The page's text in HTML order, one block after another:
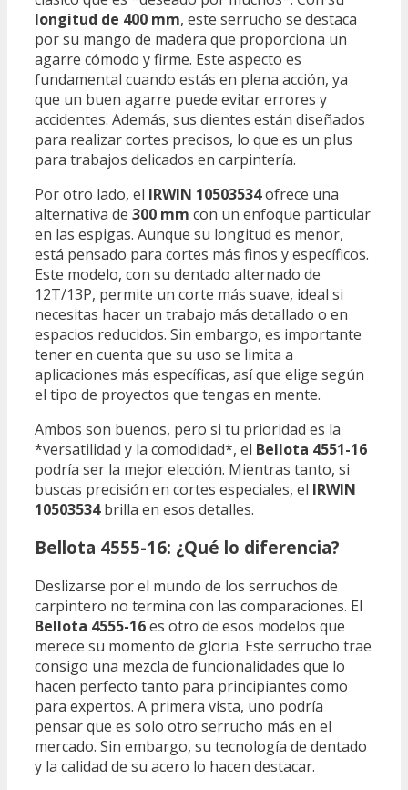
longitud de 400 mm, este serrucho se destaca
por su mango de madera que proporciona un
agarre cómodo y firme. Este aspecto es
fundamental cuando estás en plena acción, ya
que un buen agarre puede evitar errores y
accidentes. Además, sus dientes están diseñados
para realizar cortes precisos, lo que es un plus
para trabajos delicados en carpintería.
Por otro lado, el IRWIN 10503534ofrece una
alternativa de 300 mm con un enfoque particular
en las espigas. Aunque su longitud es menor,
está pensado para cortes más finos y específicos.
Este modelo, con su dentado alternado de
12T/13P, permite un corte más suave, ideal si
necesitas hacer un trabajo más detallado o en
espacios reducidos. Sin embargo, es importante
tener en cuenta que su uso se limita a
aplicaciones más específicas, así que elige según
el tipo de proyectos que tengas en mente.
Ambos son buenos, pero si tu prioridad es la
*versatilidad y la comodidad*, el Bellota 4551-16
podría ser la mejor elección. Mientras tanto, si
buscas precisión en cortes especiales, el IRWIN
10503534brilla en esos detalles.
Bellota 4555-16: ¿Qué lo diferencia?
Deslizarse por el mundo de los serruchos de
carpintero no termina con las comparaciones. El
Bellota 4555-16es otro de esos modelos que
merece su momento de gloria. Este serrucho trae
consigo una mezcla de funcionalidades que lo
hacen perfecto tanto para principiantes como
para expertos. A primera vista, uno podría
pensar que es solo otro serrucho más en el
mercado. Sin embargo, su tecnología de dentado
y la calidad de su acero lo hacen destacar.